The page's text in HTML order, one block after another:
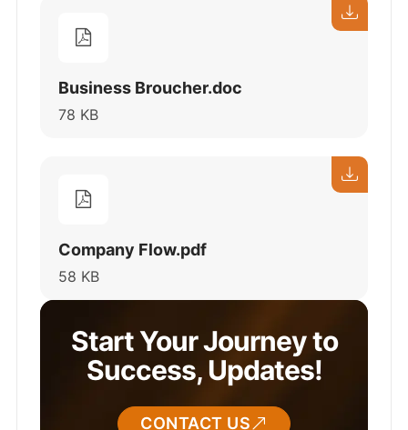
Business Broucher.doc
78 KB
Company Flow.pdf
58 KB
Start Your Journey to
Success, Updates!
CONTACT US